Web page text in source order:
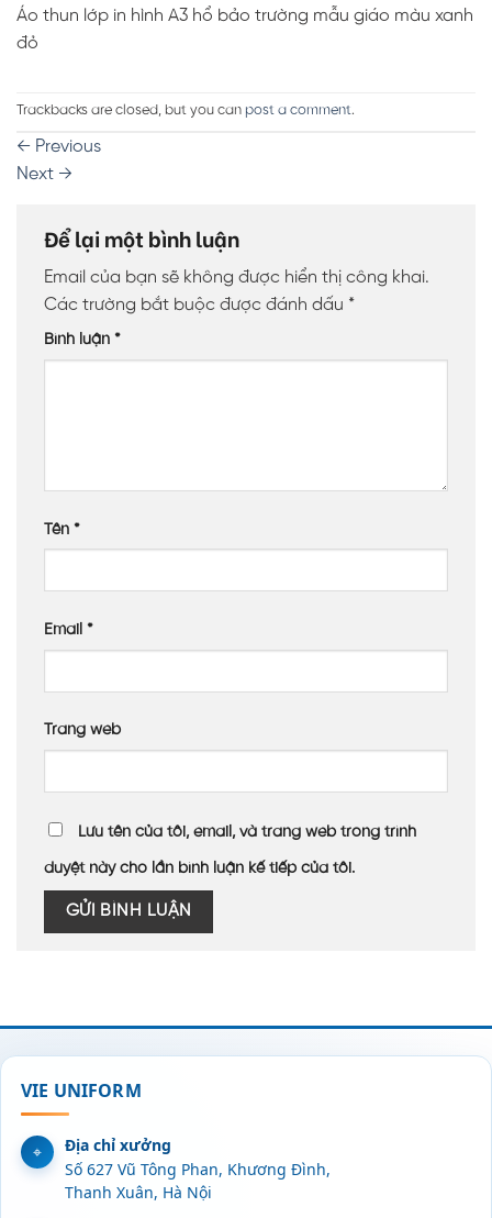
Áo thun lớp in hình A3 hổ bảo trường mẫu giáo màu xanh
đỏ
Trackbacks are closed, but you can post a comment.
← Previous
Next →
Để lại một bình luận
Email của bạn sẽ không được hiển thị công khai.
Các trường bắt buộc được đánh dấu *
Bình luận *
Tên *
Email *
Trang web
Lưu tên của tôi, email, và trang web trong trình
duyệt này cho lần bình luận kế tiếp của tôi.
VIE UNIFORM
Địa chỉ xưởng
Số 627 Vũ Tông Phan, Khương Đình,
Thanh Xuân, Hà Nội